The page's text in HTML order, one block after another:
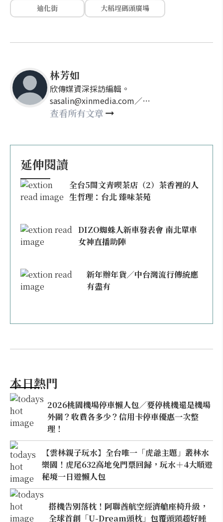
迪化街
大稻埕碼頭廣場
林芳如
欣傳媒資深採訪編輯。
sasalin@xinmedia.com／
happy21917@gmail.com
查看所有文章
延伸閱讀
全台5間文青喫茶店（2）茶香裡的人
生哲理：台北 臻味茶苑
DIZO蜘蛛人新車發表會 南北單車
女神直播助陣
新年辦年貨／中台灣流行傳統應
有盡有
本日熱門
2026桃園機場停車懶人包／要停桃機還是機場
外圍？收費各多少？信用卡停車優惠一次整
理！
【雲林親子玩水】全台唯一「虎爺主題」叢林水
樂園！虎尾632高地免門票回歸，玩水＋4大順遊
秘境一日遊懶人包
搭機告別落枕！阿聯酋航空經濟艙座椅升級，
全球首創「U-Dream頭枕」包覆頭頸超好睡